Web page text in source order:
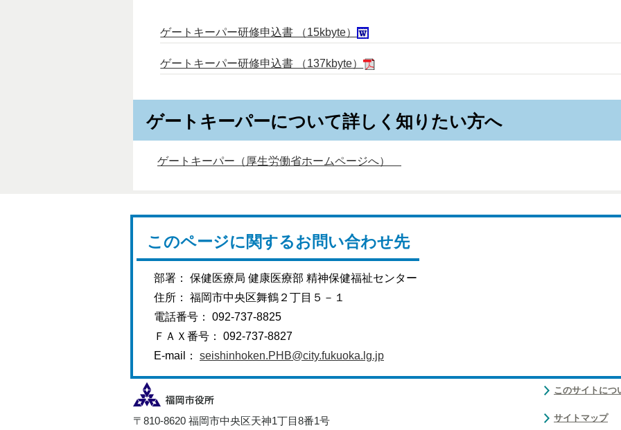
ゲートキーパー研修申込書 （15kbyte）
ゲートキーパー研修申込書 （137kbyte）
ゲートキーパーについて詳しく知りたい方へ
ゲートキーパー（厚生労働省ホームページへ）
このページに関するお問い合わせ先
部署： 保健医療局 健康医療部 精神保健福祉センター
住所： 福岡市中央区舞鶴２丁目５－１
電話番号： 092-737-8825
ＦＡＸ番号： 092-737-8827
E-mail： seishinhoken.PHB@city.fukuoka.lg.jp
〒810-8620 福岡市中央区天神1丁目8番1号
このサイトにつ
サイトマップ